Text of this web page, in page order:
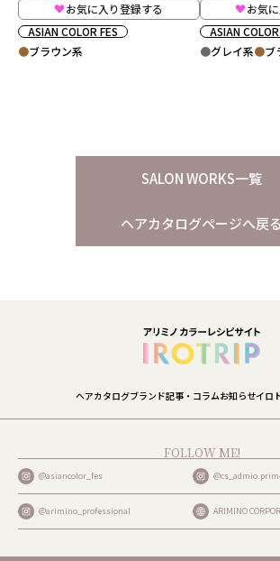
お気に入り登録する
ASIAN COLOR FES
ブラウン系
お気
ASIAN COLOR
グレイ系
ブ
SALON WORKS一覧
ヘアカタログページへ戻る
ヘアカタログブランド記事・コラムお知らせイロ
FOLLOW ME!
@asiancolor_fes
@arimino_professional ARIMINO